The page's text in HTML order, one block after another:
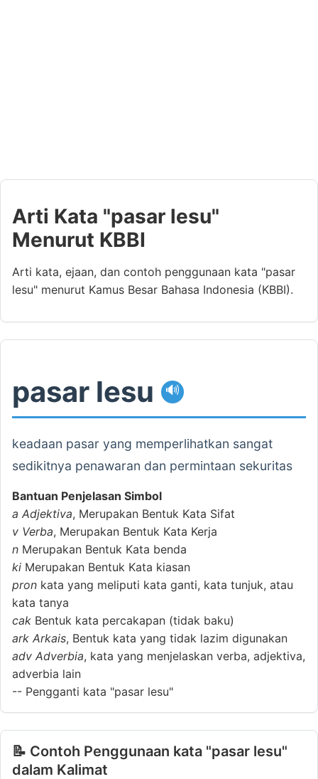
Arti Kata "pasar lesu"
Menurut KBBI
Arti kata, ejaan, dan contoh penggunaan kata "pasar
lesu" menurut Kamus Besar Bahasa Indonesia (KBBI).
pasar lesu 🔊
keadaan pasar yang memperlihatkan sangat
sedikitnya penawaran dan permintaan sekuritas
Bantuan Penjelasan Simbol
a Adjektiva, Merupakan Bentuk Kata Sifat
v Verba, Merupakan Bentuk Kata Kerja
n Merupakan Bentuk Kata benda
ki Merupakan Bentuk Kata kiasan
pron kata yang meliputi kata ganti, kata tunjuk, atau
kata tanya
cak Bentuk kata percakapan (tidak baku)
ark Arkais, Bentuk kata yang tidak lazim digunakan
adv Adverbia, kata yang menjelaskan verba, adjektiva,
adverbia lain
-- Pengganti kata "pasar lesu"
📝 Contoh Penggunaan kata "pasar lesu"
dalam Kalimat